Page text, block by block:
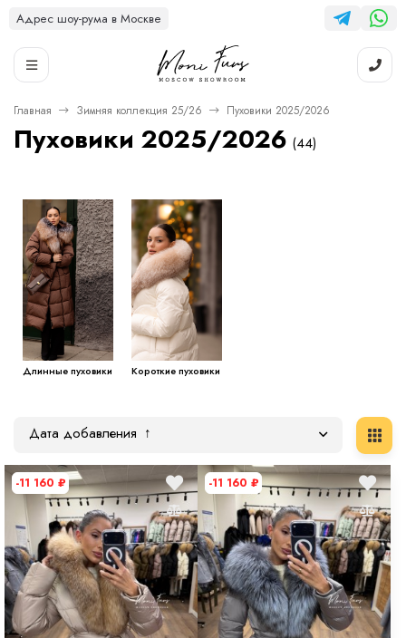
Адрес шоу-рума в Москве
Главная Зимняя коллекция 25/26 Пуховики 2025/2026
Пуховики 2025/2026 (44)
Длинные пуховики Короткие пуховики
Дата добавления
-11 160 ₽ -11 160 ₽